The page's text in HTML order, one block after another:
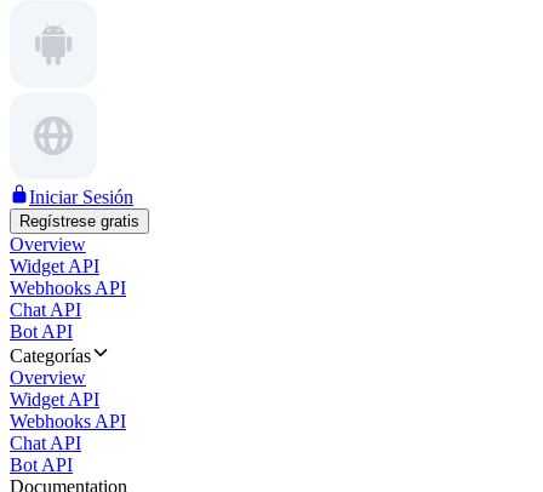
Iniciar Sesión
Regístrese gratis
Overview
Widget API
Webhooks API
Chat API
Bot API
Categorías
Overview
Widget API
Webhooks API
Chat API
Bot API
Documentation